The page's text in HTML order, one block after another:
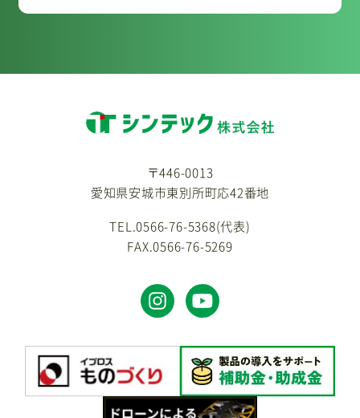
〒446-0013
愛知県安城市東別所町応42番地
TEL.0566-76-5368(代表)
FAX.0566-76-5269